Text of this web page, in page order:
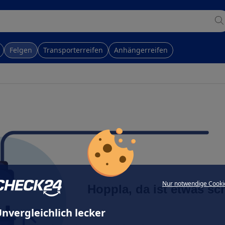
Nur notwendige
lecker
Felgen Transporterreifen Anhängerreifen
Hoppla, da ist etwas